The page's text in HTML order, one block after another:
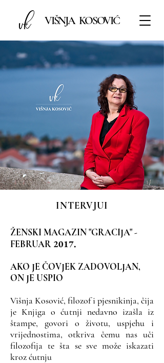
VIŠNJA KOSOVIĆ
INTERVJUI
ŽENSKI MAGAZIN "GRACIJA" -
FEBRUAR 2017.
AKO JE ČOVJEK ZADOVOLJAN,
ON JE USPIO
Višnja Kosović, filozof i pjesnikinja, čija
je Knjiga o ćutnji nedavno izašla iz
štampe, govori o životu, uspjehu i
vrijednostima, otkriva čemu nas uči
filozofija te šta se sve može iskazati
kroz ćutnju